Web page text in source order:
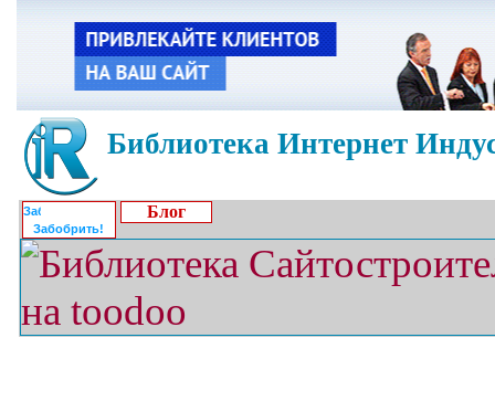
Библиотека Интернет
Забобрить!
Блог